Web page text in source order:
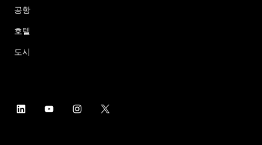
공항
호텔
도시